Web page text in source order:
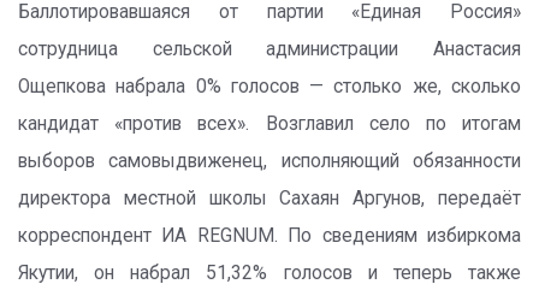
Баллотировавшаяся от партии «Единая Россия»
сотрудница сельской администрации Анастасия
Ощепкова набрала 0% голосов — столько же, сколько
кандидат «против всех». Возглавил село по итогам
выборов самовыдвиженец, исполняющий обязанности
директора местной школы Сахаян Аргунов, передаёт
корреспондент ИА REGNUM. По сведениям избиркома
Якутии, он набрал 51,32% голосов и теперь также